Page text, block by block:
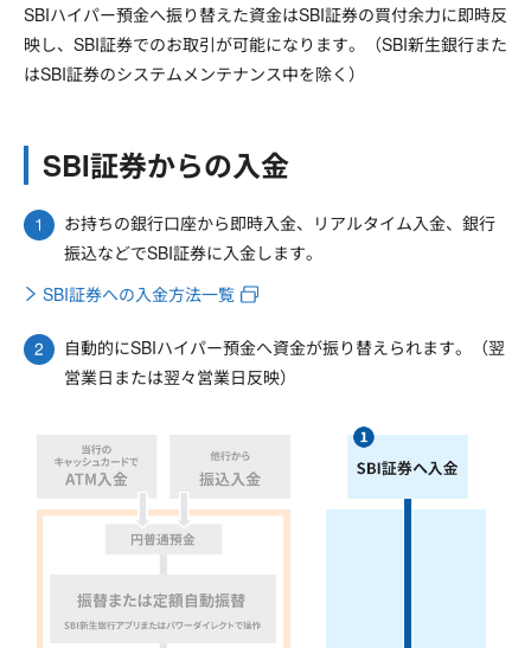
SBIハイパー預金へ振り替えた資金はSBI証券の買付余力に即時反
映し、SBI証券でのお取引が可能になります。（SBI新生銀行また
はSBI証券のシステムメンテナンス中を除く）
SBI証券からの入金
お持ちの銀行口座から即時入金、リアルタイム入金、銀行
振込などでSBI証券に入金します。
SBI証券への入金方法一覧
自動的にSBIハイパー預金へ資金が振り替えられます。（翌
営業日または翌々営業日反映）